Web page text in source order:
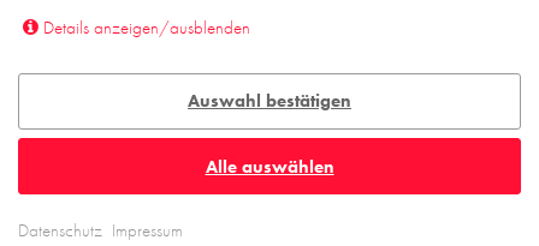
Verlauf von unten zunehmend heller verlegt.
Dadurch verschmilzt das Gebäude stärker mit der
natürlichen Umgebung. Nach innen entmischt sich
die Fügung der Backsteine, die Oberflächen
werden ruhiger und solider. Die gewählten
Materialien sind schwer und unbehandelt. Wie die
Räume selbst sollen sie Halt und Fassung geben.
Details anzeigen/ausblenden
Auswahl bestätigen
Alle auswählen
Datenschutz Impressum